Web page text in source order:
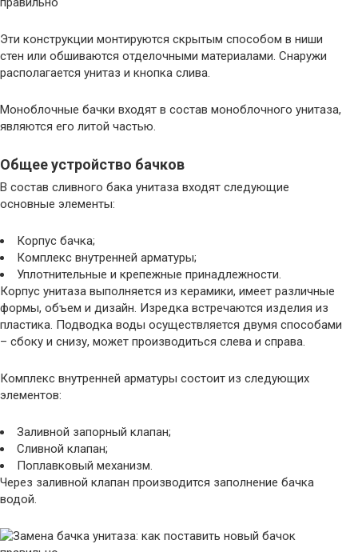
Эти конструкции монтируются скрытым способом в ниши
стен или обшиваются отделочными материалами. Снаружи
располагается унитаз и кнопка слива.
Моноблочные бачки входят в состав моноблочного унитаза,
являются его литой частью.
Общее устройство бачков
В состав сливного бака унитаза входят следующие
основные элементы:
Корпус бачка;
Комплекс внутренней арматуры;
Уплотнительные и крепежные принадлежности.
Корпус унитаза выполняется из керамики, имеет различные
формы, объем и дизайн. Изредка встречаются изделия из
пластика. Подводка воды осуществляется двумя способами
– сбоку и снизу, может производиться слева и справа.
Комплекс внутренней арматуры состоит из следующих
элементов:
Заливной запорный клапан;
Сливной клапан;
Поплавковый механизм.
Через заливной клапан производится заполнение бачка
водой.